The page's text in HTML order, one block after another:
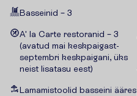
Basseinid – 3
A' la Carte restoranid – 3
(avatud mai keskpaigast-
septembri keskpaigani, üks
neist lisatasu eest)
Lamamistoolid basseini ääres